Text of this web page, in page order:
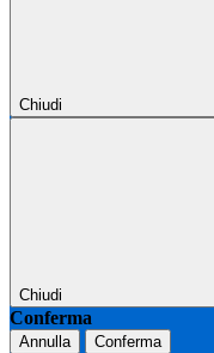
Chiudi
Chiudi
Conferma
Annulla Conferma